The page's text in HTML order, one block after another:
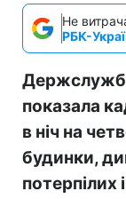
Не
РБК-
показала
в ніч на
будинки,
потерпілих